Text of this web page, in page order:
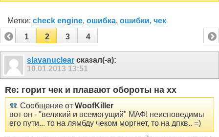
Метки: check engine, ошибка, ошибки, чек
1
2 3 4
slavanuclear сказал(-а):
10.01.2013 13:51
Re: горит чек и плавают обороты на хх
Сообщение от WoofKiller
вот он - "великий и всемогущий" МАФ! неисповедимы
его пути... то на лямбду чеком моргнет, то на дпкв.. =)